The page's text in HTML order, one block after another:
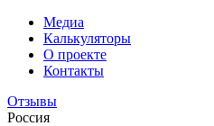
Медиа
Калькуляторы
О проекте
Контакты
Отзывы
Россия